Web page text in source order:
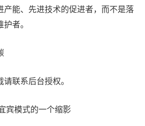
产能、先进技术的促进者，而不是落
者。
联系后台授权。
宾模式的一个缩影